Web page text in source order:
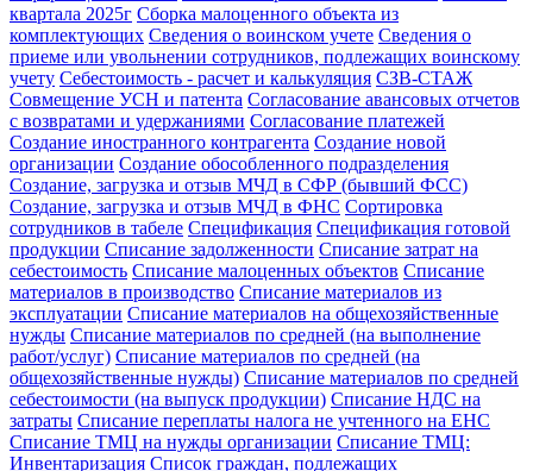
квартала 2025г Сборка малоценного объекта из
комплектующих Сведения о воинском учете Сведения о
приеме или увольнении сотрудников, подлежащих воинскому
учету Себестоимость - расчет и калькуляция СЗВ-СТАЖ
Совмещение УСН и патента Согласование авансовых отчетов
с возвратами и удержаниями Согласование платежей
Создание иностранного контрагента Создание новой
организации Создание обособленного подразделения
Создание, загрузка и отзыв МЧД в СФР (бывший ФСС)
Создание, загрузка и отзыв МЧД в ФНС Сортировка
сотрудников в табеле Спецификация Спецификация готовой
продукции Списание задолженности Списание затрат на
себестоимость Списание малоценных объектов Списание
материалов в производство Списание материалов из
эксплуатации Списание материалов на общехозяйственные
нужды Списание материалов по средней (на выполнение
работ/услуг) Списание материалов по средней (на
общехозяйственные нужды) Списание материалов по средней
себестоимости (на выпуск продукции) Списание НДС на
затраты Списание переплаты налога не учтенного на ЕНС
Списание ТМЦ на нужды организации Списание ТМЦ:
Инвентаризация Список граждан, подлежащих